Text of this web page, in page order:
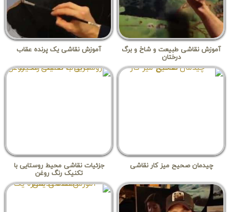
آموزش نقاشی طبیعت و شاخ و برگ
درختان
آموزش نقاشی یک پرنده عقاب
چیدمان صحیح میز کار نقاشی
جزئیات نقاشی محیط روستایی با
تکنیک رنگ روغن